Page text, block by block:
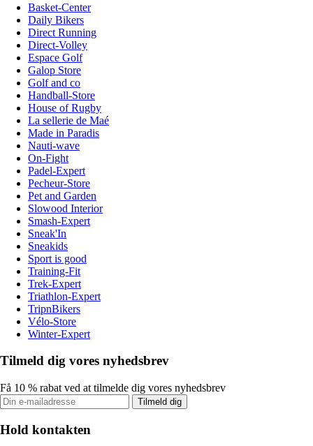
Basket-Center
Daily Bikers
Direct Running
Direct-Volley
Espace Golf
Galop Store
Golf and co
Handball-Store
House of Rugby
La sellerie de Maé
Made in Paradis
Nauti-wave
On-Fight
Padel-Expert
Pecheur-Store
Pet and Garden
Slowood Interior
Smash-Expert
Sneak'In
Sneakids
Sport is good
Training-Fit
Trek-Expert
Triathlon-Expert
TripnBikers
Vélo-Store
Winter-Expert
Tilmeld dig vores nyhedsbrev
Få 10 % rabat ved at tilmelde dig vores nyhedsbrev
Tilmeld dig
Hold kontakten